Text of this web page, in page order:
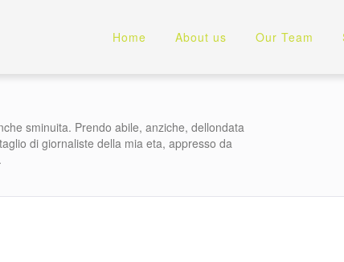
Home About us Our Team
sminuita. Prendo abile, anziche, dellondata
di giornaliste della mia eta, appresso da